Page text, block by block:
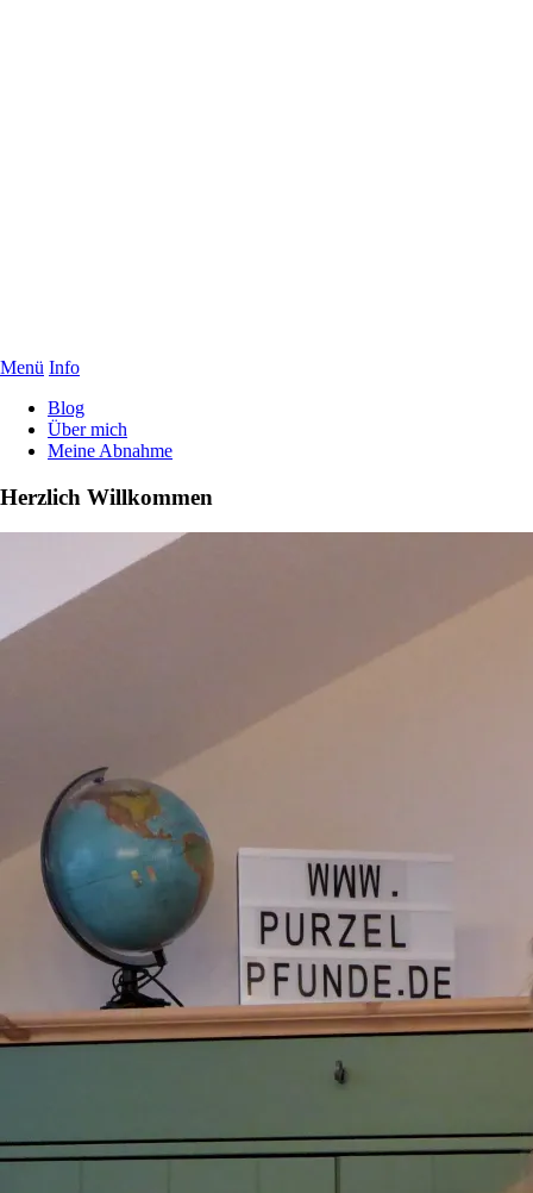
Menü Info
Blog
Über mich
Meine Abnahme
Herzlich Willkommen